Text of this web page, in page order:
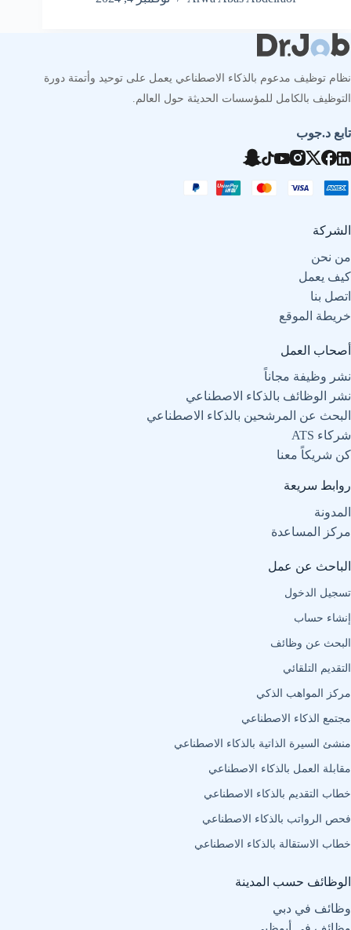
نظام توظيف مدعوم بالذكاء الاصطناعي يعمل على توحيد وأتمتة دورة
التوظيف بالكامل للمؤسسات الحديثة حول العالم.
تابع د.جوب
الشركة
من نحن
كيف يعمل
اتصل بنا
خريطة الموقع
أصحاب العمل
نشر وظيفة مجاناً
نشر الوظائف بالذكاء الاصطناعي
البحث عن المرشحين بالذكاء الاصطناعي
شركاء ATS
كن شريكاً معنا
روابط سريعة
المدونة
مركز المساعدة
الباحث عن عمل
تسجيل الدخول
إنشاء حساب
البحث عن وظائف
التقديم التلقائي
مركز المواهب الذكي
مجتمع الذكاء الاصطناعي
منشئ السيرة الذاتية بالذكاء الاصطناعي
مقابلة العمل بالذكاء الاصطناعي
خطاب التقديم بالذكاء الاصطناعي
فحص الرواتب بالذكاء الاصطناعي
خطاب الاستقالة بالذكاء الاصطناعي
الوظائف حسب المدينة
وظائف في دبي